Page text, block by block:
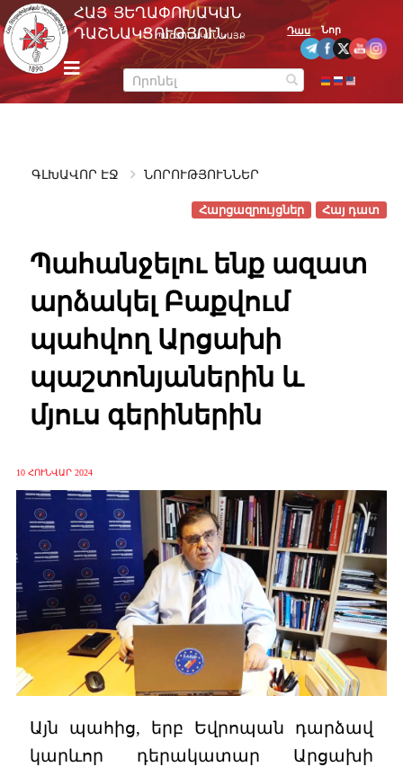
Skip
to
content
m
e
n
u
ՀԱՅ ՅԵՂԱՓՈԽԱԿԱՆ
ԴԱՇՆԱԿՑՈՒԹՅՈՒՆ
ՊԱՇՏՈՆԱԿԱՆ ԿԱՅՔ
Դաս Նոր
ԳԼԽԱՎՈՐ ԷՋ ՆՈՐՈՒԹՅՈՒՆՆԵՐ
Հայ դատ
Հարցազրույցներ
Պահանջելու ենք ազատ
արձակել Բաքվում
պահվող Արցախի
պաշտոնյաներին և
մյուս գերիներին
10 ՀՈՒՆՎԱՐ 2024
Այն պահից, երբ Եվրոպան դարձավ
կարևոր դերակատար Արցախի